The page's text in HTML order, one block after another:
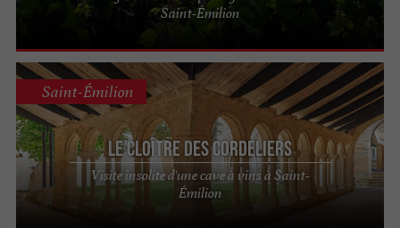
Saint-Émilion
Le Cloître des Cordeliers
Visite insolite d'une cave à vins à Saint-
Émilion
Saint-Émilion